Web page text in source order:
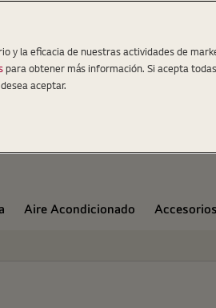
Aire Acondicionado Accesorios
y la eficacia de nuestras actividades de
para obtener más información. Si acepta
aceptar.